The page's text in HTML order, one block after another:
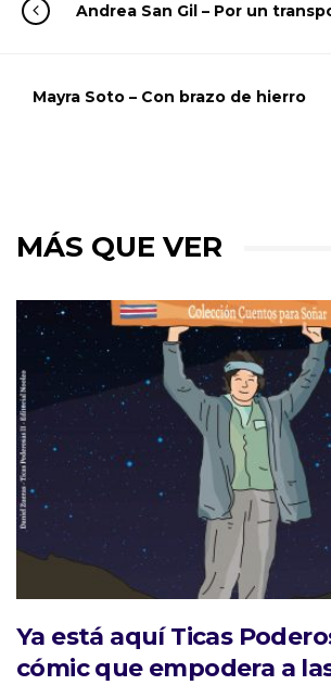
Andrea San Gil – Por un
Mayra Soto – Con brazo de hierro
MÁS QUE VER
Ya está aquí Ticas
cómic que empodera a